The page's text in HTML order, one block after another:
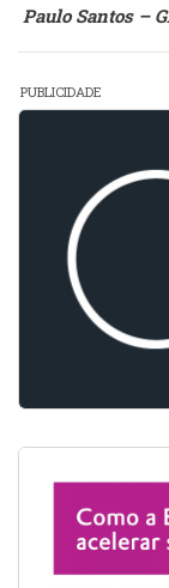
Paulo Santos –
PUBLICIDADE